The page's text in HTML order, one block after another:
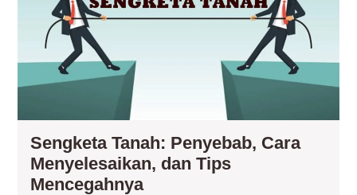
Sengketa Tanah: Penyebab, Cara
Menyelesaikan, dan Tips
Mencegahnya